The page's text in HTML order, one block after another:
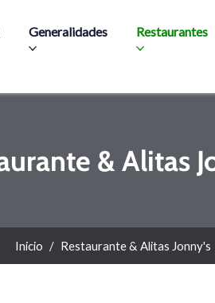
Generalidades Restaurantes
& Alitas
Inicio Restaurante & Alitas Jonny's